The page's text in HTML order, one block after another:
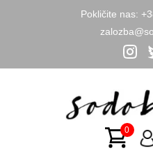
Pokličite nas: